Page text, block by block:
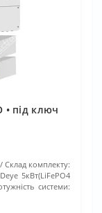
• під ключ
Склад комплекту:
5кВт(LiFePO4
системи: